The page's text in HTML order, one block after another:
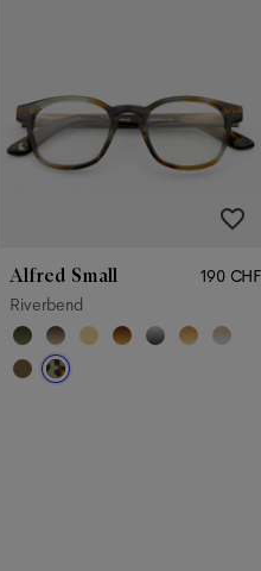
Alfred Small
190 CHF
Riverbend